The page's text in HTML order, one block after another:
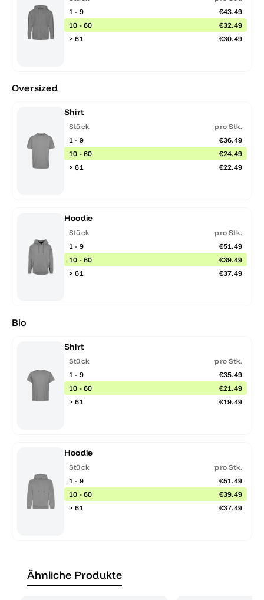
1 - 9
€43.49
10 - 60
€32.49
> 61
€30.49
Oversized
Shirt
Stück
pro Stk.
1 - 9
€36.49
10 - 60
€24.49
> 61
€22.49
Hoodie
Stück
pro Stk.
1 - 9
€51.49
10 - 60
€39.49
> 61
€37.49
Bio
Shirt
Stück
pro Stk.
1 - 9
€35.49
10 - 60
€21.49
> 61
€19.49
Hoodie
Stück
pro Stk.
1 - 9
€51.49
10 - 60
€39.49
> 61
€37.49
Ähnliche Produkte